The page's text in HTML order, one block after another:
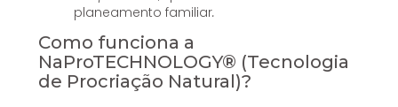
planeamento familiar.
Como funciona a
NaProTECHNOLOGY® (Tecnologia
de Procriação Natural)?